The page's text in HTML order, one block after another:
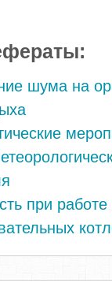
шума на
при